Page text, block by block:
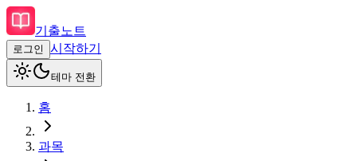
기출노트
로그인 시작하기
테마 전환
홈
과목